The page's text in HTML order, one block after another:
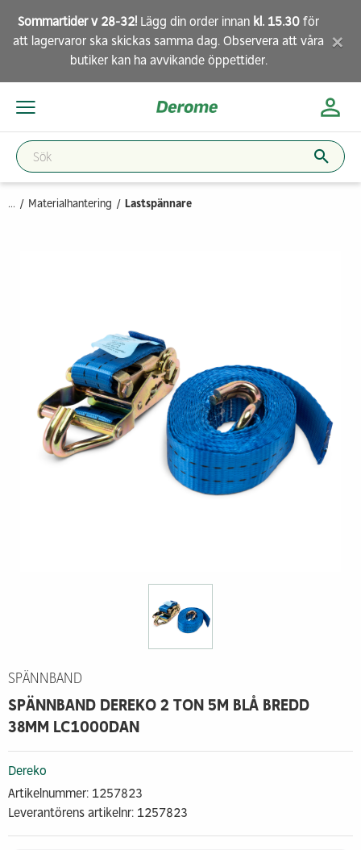
Sommartider v 28-32! Lägg din order innan kl. 15.30 för
att lagervaror ska skickas samma dag. Observera att våra
butikerkan ha avvikande öppettider. ×
... Materialhantering Lastspännare
SPÄNNBAND
SPÄNNBAND DEREKO 2 TON 5M BLÅ BREDD
38MM LC1000DAN
Dereko
Artikelnummer: 1257823
Leverantörens artikelnr: 1257823